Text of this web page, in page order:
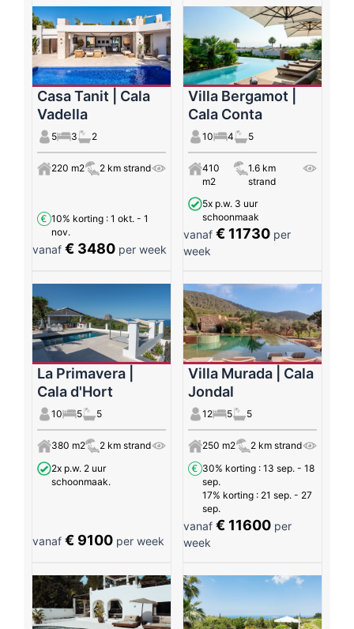
Casa Tanit | Cala
Vadella
5 3 2
220 m2 2 km strand
10% korting : 1 okt. - 1
nov.
vanaf € 3480 per week
Villa Bergamot |
Cala Conta
10 4 5
410
m2
1.6 km
strand
5x p.w. 3 uur
schoonmaak
vanaf€ 11730 per
week
La Primavera |
Cala d'Hort
10 5 5
380 m2
2 km strand
2x p.w. 2 uur
schoonmaak.
vanaf € 9100 per week
Villa Murada | Cala
Jondal
12 5 5
250 m2
2 km strand
30% korting : 13 sep. - 18
sep.
17% korting : 21 sep. - 27
sep.
vanaf€ 11600 per
week